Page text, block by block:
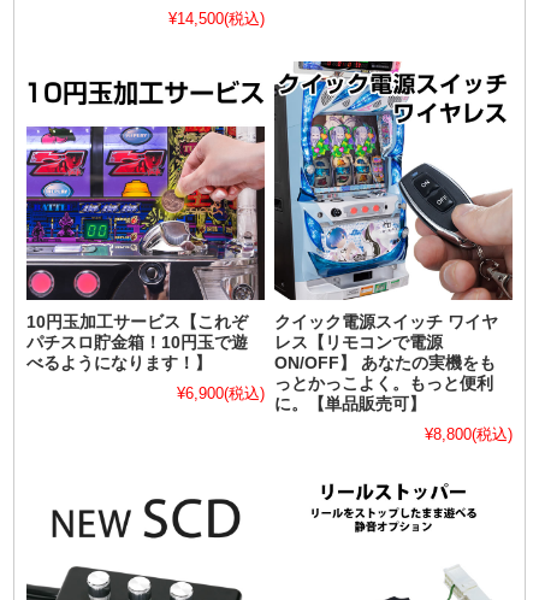
¥14,500(税込)
10円玉加工サービス【これぞ
パチスロ貯金箱！10円玉で遊
べるようになります！】
¥6,900(税込)
クイック電源スイッチ ワイヤ
レス【リモコンで電源
ON/OFF】 あなたの実機をも
っとかっこよく。もっと便利
に。【単品販売可】
¥8,800(税込)